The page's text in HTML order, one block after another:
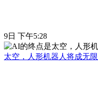
9日 下午5:28
太空，人形机器人将成无